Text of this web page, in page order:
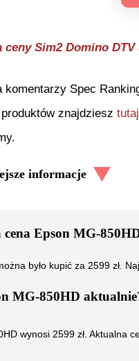
ceny Sim2 Domino DTV
komentarzy Spec
znajdziesz tutaj
informacje
cena Epson MG-
było kupić za 2599 zł.
MG-850HD
wynosi 2599 zł. Aktualna